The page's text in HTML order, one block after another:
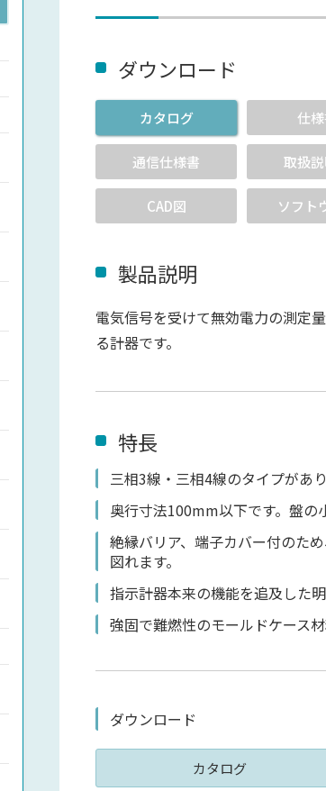
ダウンロード
カタログ 仕
通信仕様書 取扱
CAD図 ソフト
製品説明
電気信号を受けて無効電力の測定
る計器です。
特長
三相3線・三相4線のタイプがあり
奥行寸法100mm以下です。盤の
絶縁バリア、端子カバー付のた
図れます。
指示計器本来の機能を追及した
強固で難燃性のモールドケース材
ダウンロード
カタログ